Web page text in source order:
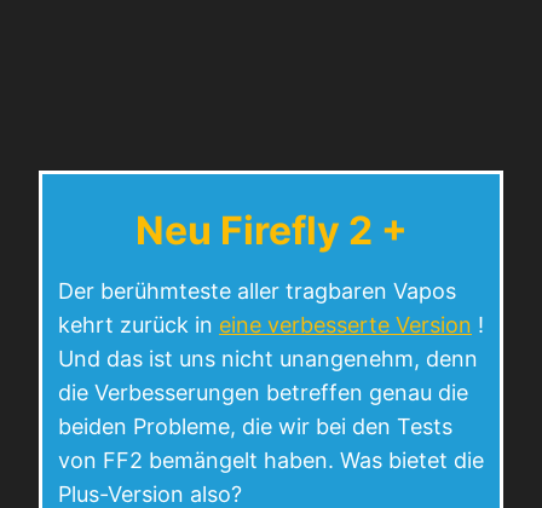
Neu Firefly 2 +
Der berühmteste aller tragbaren Vapos
kehrt zurück in eine verbesserte Version !
Und das ist uns nicht unangenehm, denn
die Verbesserungen betreffen genau die
beiden Probleme, die wir bei den Tests
von FF2 bemängelt haben. Was bietet die
Plus-Version also?